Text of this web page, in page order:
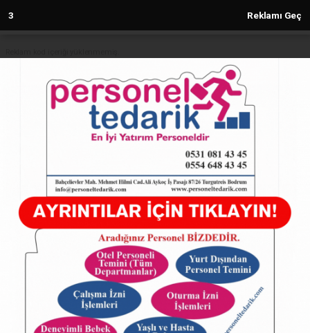
2 Reklamı Geç
Anasayfa
Bursa Osmangazi'de çocuklar
sömestrde eğlenceye doyacak
15.01.2025 - 13:09, Güncelleme: 15.01.2025 - 13:09
8037+ kez okundu.
ABONE OL